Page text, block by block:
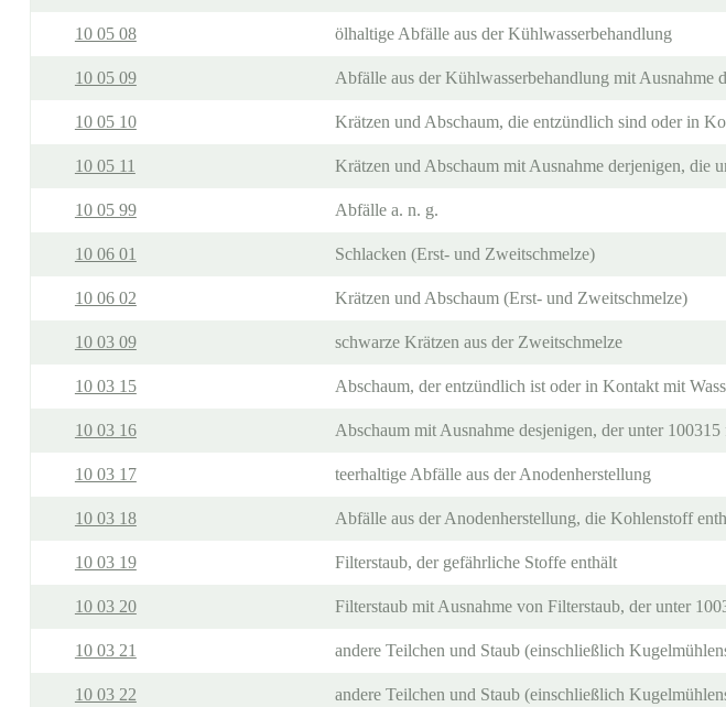
10 05 08 ölhaltige Abfälle aus der Kühlwasserbehandlung
10 05 09 Abfälle aus der Kühlwasserbehandlung mit Ausnahme
10 05 10 Krätzen und Abschaum, die entzündlich sind oder in
10 05 11 Krätzen und Abschaum mit Ausnahme derjenigen, die
10 05 99 Abfälle a. n. g.
10 06 01 Schlacken (Erst- und Zweitschmelze)
10 06 02 Krätzen und Abschaum (Erst- und Zweitschmelze)
10 03 09 schwarze Krätzen aus der Zweitschmelze
10 03 15 Abschaum, der entzündlich ist oder in Kontakt mit
10 03 16 Abschaum mit Ausnahme desjenigen, der unter 100315
10 03 17 teerhaltige Abfälle aus der Anodenherstellung
10 03 18 Abfälle aus der Anodenherstellung, die Kohlenstoff
10 03 19 Filterstaub, der gefährliche Stoffe enthält
10 03 20 Filterstaub mit Ausnahme von Filterstaub, der unter
10 03 21 andere Teilchen und Staub (einschließlich
10 03 22 andere Teilchen und Staub (einschließlich